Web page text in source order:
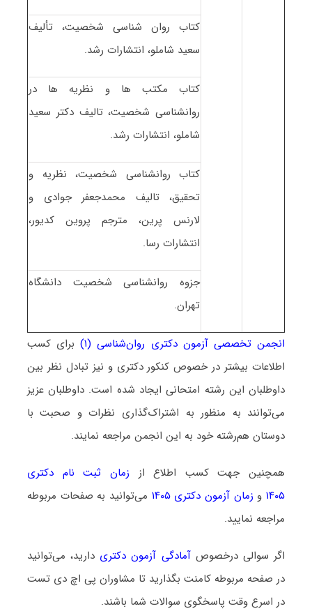
کتاب روان شناسی شخصیت، تألیف
سعید شاملو، انتشارات رشد.
کتاب مکتب ها و نظریه ها در
روانشناسی شخصیت، تالیف دکتر سعید
شاملو، انتشارات رشد.
کتاب روانشناسی شخصیت، نظریه و
تحقیق، تالیف محمدجعفر جوادی و
لارنس پرین، مترجم پروین کدیور،
انتشارات رسا.
جزوه روانشناسی شخصیت دانشگاه
تهران.
انجمن تخصصی آزمون دکتری روان‌شناسی (۱) برای کسب
اطلاعات بیشتر در خصوص کنکور دکتری و نیز تبادل نظر بین
داوطلبان این رشته امتحانی ایجاد شده است. داوطلبان عزیز
می‌توانند به منظور به اشتراک‌گذاری نظرات و صحبت با
دوستان هم‌رشته خود به این انجمن مراجعه نمایند.
همچنین جهت کسب اطلاع از زمان ثبت نام دکتری
۱۴۰۵ و زمان آزمون دکتری ۱۴۰۵
می‌توانید به صفحات مربوطه
مراجعه نمایید.
اگر سوالی درخصوصآمادگی آزمون دکتری دارید، می‌توانید
در صفحه مربوطه کامنت بگذارید تا مشاوران پی اچ دی تست
در اسرع وقت پاسخگوی سوالات شما باشند.